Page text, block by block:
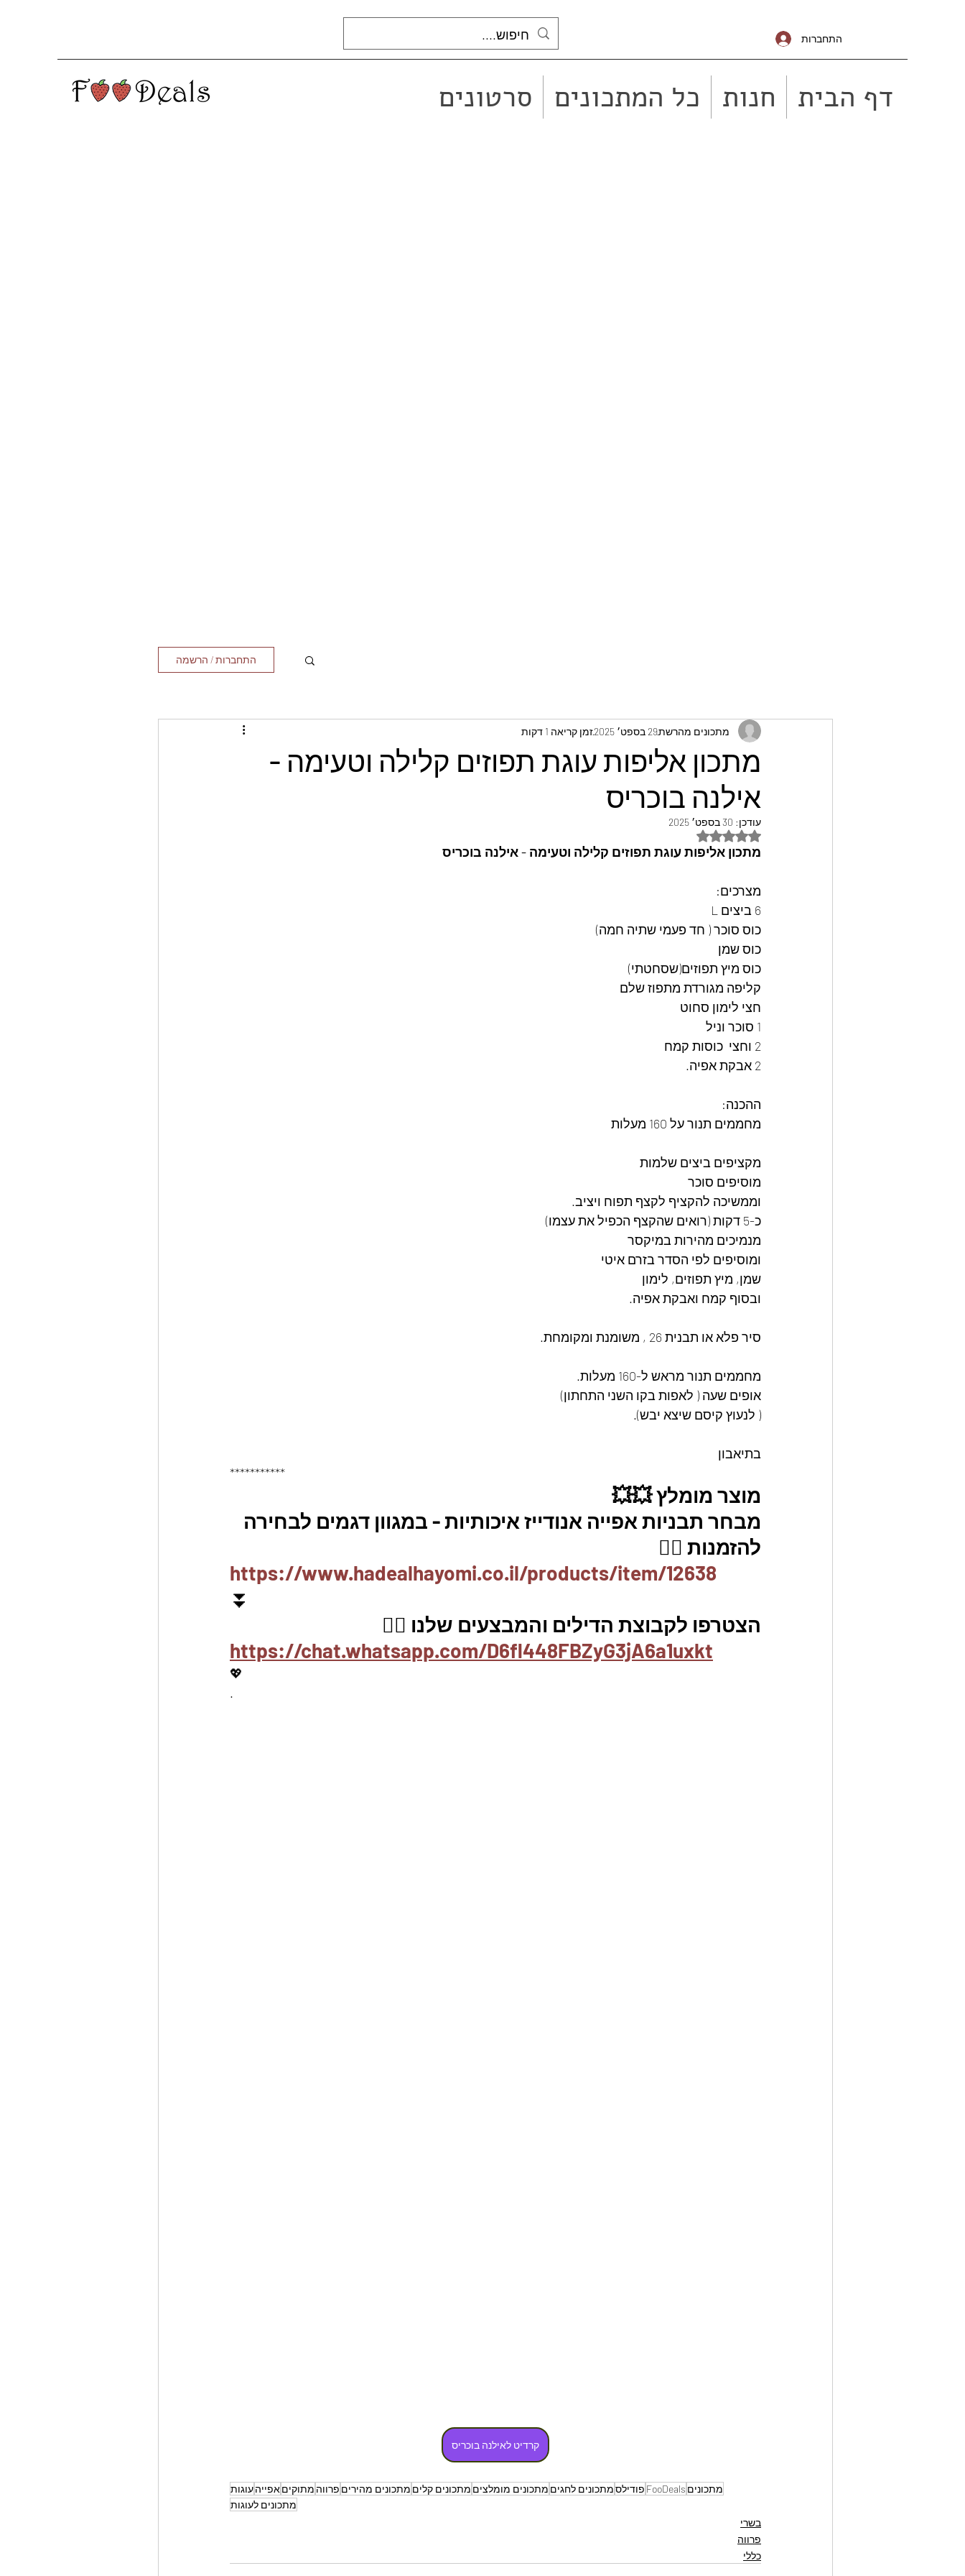
התחברות
דף הבית חנות כל המתכונים סרטונים
התחברות / הרשמה
מתכון אליפות עוגת תפוזים קלילה וטעימה -
אילנה בוכריס
מתכונים מהרשת29 בספט׳ 2025 זמן קריאה 1 דקות
עודכן: 30 בספט׳ 2025
דירוג של NaN מתוך 5 כוכבים
מתכון אליפות עוגת תפוזים קלילה וטעימה - אילנה בוכריס
מצרכים:
6 ביצים L
כוס סוכר ( חד פעמי שתיה חמה)
כוס שמן
כוס מיץ תפוזים(שסחטתי)
קליפה מגורדת מתפוז שלם
חצי לימון סחוט
1 סוכר וניל
2 וחצי  כוסות קמח
2 אבקת אפיה.
ההכנה:
מחממים תנור על 160 מעלות
מקציפים ביצים שלמות
מוסיפים סוכר
וממשיכה להקציף לקצף תפוח ויציב.
כ-5 דקות (רואים שהקצף הכפיל את עצמו)
מנמיכים מהירות במיקסר
ומוסיפים לפי הסדר בזרם איטי
שמן, מיץ תפוזים, לימון
ובסוף קמח ואבקת אפיה.
סיר פלא או תבנית 26 , משומנת ומקומחת.
מחממים תנור מראש ל-160 מעלות.
אופים שעה ( לאפות בקו השני התחתון)
( לנעוץ קיסם שיצא יבש).
בתיאבון
***********
מוצר מומלץ 💥💥
מבחר תבניות אפייה אנודייז איכותיות - במגוון דגמים לבחירה
להזמנות 👇🏼
https://www.hadealhayomi.co.il/products/item/12638
⏬
הצטרפו לקבוצת הדילים והמבצעים שלנו 👇🏽
https://chat.whatsapp.com/D6fl448FBZyG3jA6a1uxkt
💖
.
קרדיט לאילנה בוכריס
מתכונים FooDeals פודילסמתכונים לחגים מתכונים מומלצים מתכונים קלים מתכונים מהירים פרווה מתוקיםאפייהעוגות
מתכונים לעוגות
בשרי
פרווה
כללי